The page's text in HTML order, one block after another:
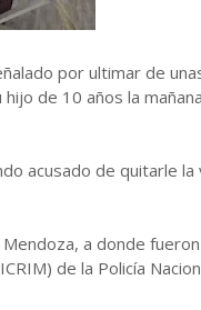
por ultimar de
de 10 años la
acusado de quitarle la
a donde fueron
de la Policía